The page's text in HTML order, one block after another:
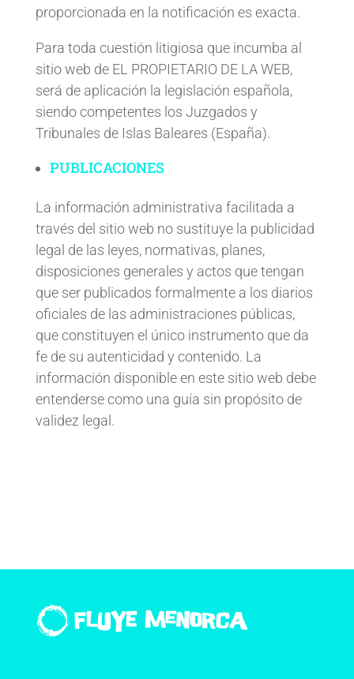
proporcionada en la notificación es exacta.
Para toda cuestión litigiosa que incumba al
sitio web de EL PROPIETARIO DE LA WEB,
será de aplicación la legislación española,
siendo competentes los Juzgados y
Tribunales de Islas Baleares (España).
PUBLICACIONES
La información administrativa facilitada a
través del sitio web no sustituye la publicidad
legal de las leyes, normativas, planes,
disposiciones generales y actos que tengan
que ser publicados formalmente a los diarios
oficiales de las administraciones públicas,
que constituyen el único instrumento que da
fe de su autenticidad y contenido. La
información disponible en este sitio web debe
entenderse como una guía sin propósito de
validez legal.